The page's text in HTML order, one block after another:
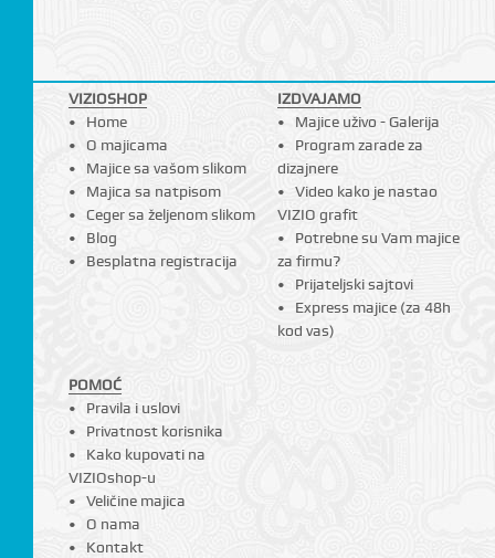
VIZIOSHOP
Home
O majicama
Majice sa vašom slikom
Majica sa natpisom
Ceger sa željenom slikom
Blog
Besplatna registracija
IZDVAJAMO
Majice uživo - Galerija
Program zarade za
dizajnere
Video kako je nastao
VIZIO grafit
Potrebne su Vam majice
za firmu?
Prijateljski sajtovi
Express majice (za 48h
kod vas)
POMOĆ
Pravila i uslovi
Privatnost korisnika
Kako kupovati na
VIZIOshop-u
Veličine majica
O nama
Kontakt